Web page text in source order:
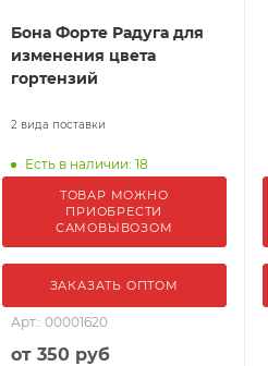
Бона Форте Радуга для
изменения цвета
гортензий
2 вида поставки
Есть в наличии: 18
ТОВАР МОЖНО
ПРИОБРЕСТИ
САМОВЫВОЗОМ
ЗАКАЗАТЬ ОПТОМ
Арт.: 00001620
от 350 руб